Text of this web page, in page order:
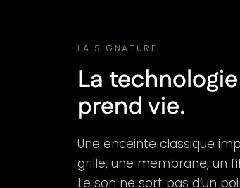
LA SIGNATURE
La
prend vie.
Une enceinte classique
grille, une membrane, un
Le son ne sort pas d’un